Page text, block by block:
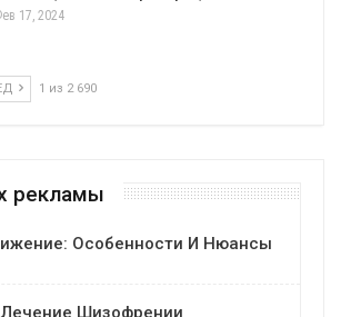
17, 2024
1 из 2 690
рекламы
Особенности И Нюансы
Лечение Шизофрении